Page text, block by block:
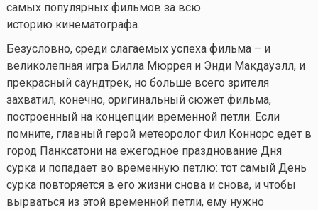
самых популярных фильмов за всю
историю кинематографа.
Безусловно, среди слагаемых успеха фильма – и
великолепная игра Билла Мюррея и Энди Макдауэлл, и
прекрасный саундтрек, но больше всего зрителя
захватил, конечно, оригинальный сюжет фильма,
построенный на концепции временной петли. Если
помните, главный герой метеоролог Фил Коннорс едет в
город Панксатони на ежегодное празднование Дня
сурка и попадает во временную петлю: тот самый День
сурка повторяется в его жизни снова и снова, и чтобы
вырваться из этой временной петли, ему нужно